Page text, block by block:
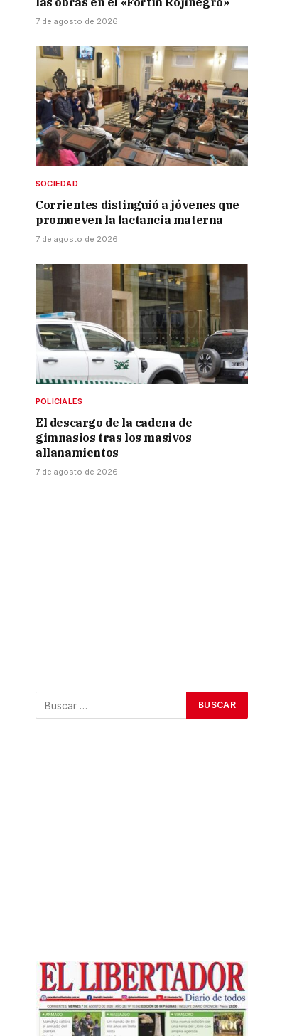
7 de agosto de 2026
SOCIEDAD
Corrientes distinguió a jóvenes que
promueven la lactancia materna
7 de agosto de 2026
POLICIALES
El descargo de la cadena de
gimnasios tras los masivos
allanamientos
7 de agosto de 2026